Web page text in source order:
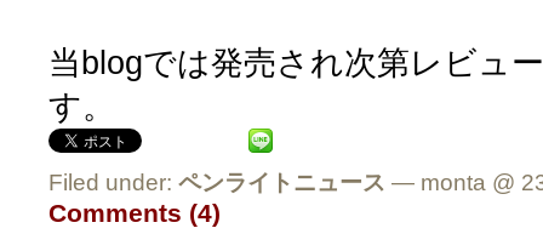
当blogでは発売され次第レビュ
す。
Filed under: ペンライトニュース — monta @
Comments (4)